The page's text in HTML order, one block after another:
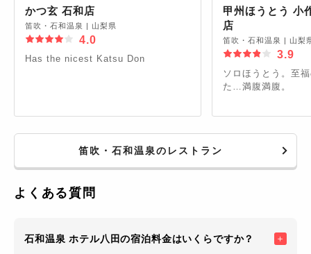
かつ玄 石和店
笛吹・石和温泉 山梨県
4.0
Has the nicest Katsu Don
甲州ほうとう 小
店
笛吹・石和温泉 山梨
3.9
ソロほうとう。至
た…満腹満腹。
笛吹・石和温泉のレストラン
よくある質問
石和温泉 ホテル八田の宿泊料金はいくらですか？